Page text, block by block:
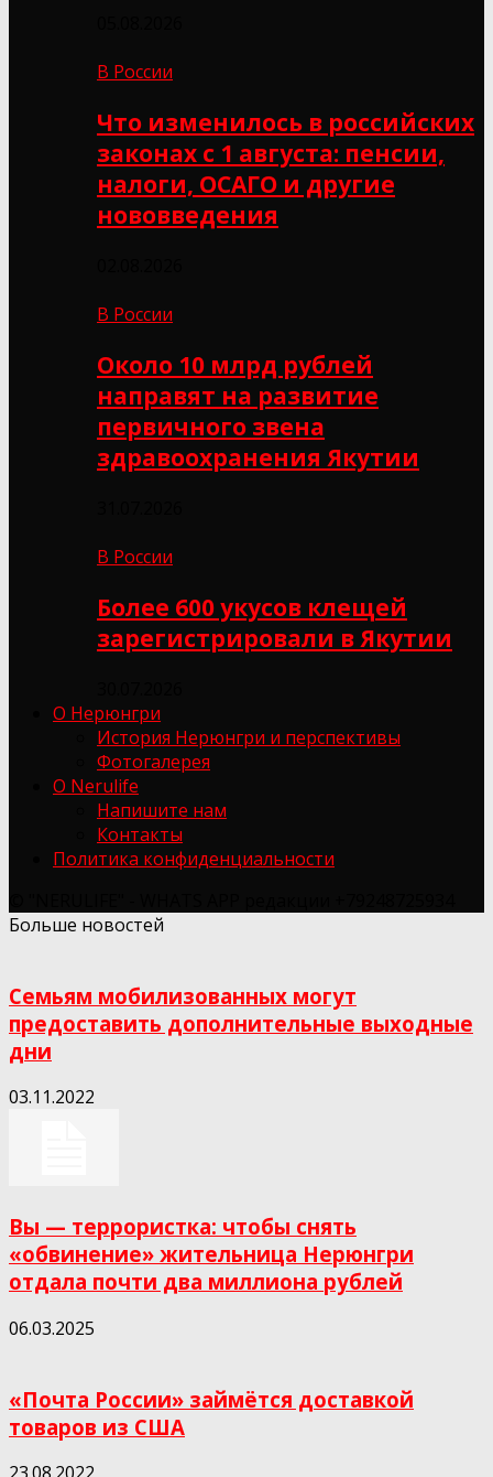
В России
Что изменилось в российских
законах с 1 августа: пенсии,
налоги, ОСАГО и другие
нововведения
В России
Около 10 млрд рублей
направят на развитие
первичного звена
здравоохранения Якутии
В России
Более 600 укусов клещей
зарегистрировали в Якутии
О Нерюнгри
История Нерюнгри и перспективы
Фотогалерея
О Nerulife
Напишите нам
Контакты
Политика конфиденциальности
Больше новостей
Семьям мобилизованных могут
предоставить дополнительные выходные
дни
03.11.2022
Вы — террористка: чтобы снять
«обвинение» жительница Нерюнгри
отдала почти два миллиона рублей
06.03.2025
«Почта России» займётся доставкой
товаров из США